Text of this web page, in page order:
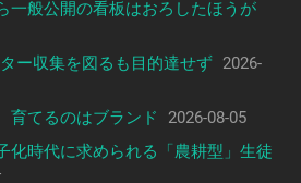
一般公開の看板はおろしたほうが
ー収集を図るも目的達せず 2026-
育てるのはブランド
2026-08-05
化時代に求められる「農耕型」生徒